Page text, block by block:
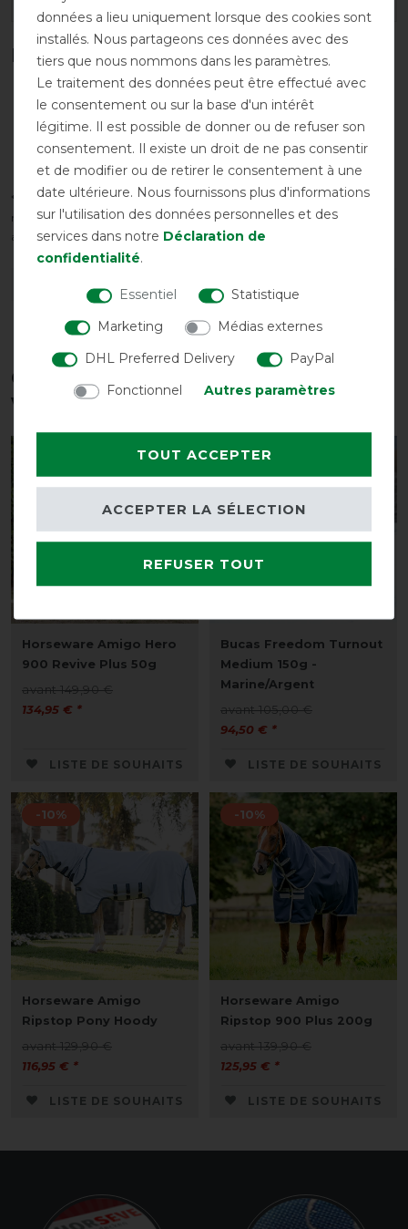
Plage de température en °C*
Zone de confort
*La plage de température réelle dépend de nombreux facteurs,
notamment : - tondu/non tondu - ensoleillement - humidité - vent -
activité du cheval
Ces produits pourraient également
vous intéresser
Horseware Amigo Hero
900 Revive Plus 50g
avant 149,90 €
134,95 € *
LISTE DE SOUHAITS
-10%
Bucas Freedom Turnout
Medium 150g -
Marine/Argent
avant 105,00 €
94,50 € *
LISTE DE SOUHAITS
-10%
Horseware Amigo
Ripstop Pony Hoody
avant 129,90 €
116,95 € *
LISTE DE SOUHAITS
-10%
Horseware Amigo
Ripstop 900 Plus 200g
avant 139,90 €
125,95 € *
LISTE DE SOUHAITS
données a lieu uniquement lorsque des cookies sont
installés. Nous partageons ces données avec des
tiers que nous nommons dans les paramètres.
Le traitement des données peut être effectué avec
le consentement ou sur la base d'un intérêt
légitime. Il est possible de donner ou de refuser son
consentement. Il existe un droit de ne pas consentir
et de modifier ou de retirer le consentement à une
date ultérieure. Nous fournissons plus d'informations
sur l'utilisation des données personnelles et des
services dans notre Déclaration de
confidentialité.
Essentiel
Statistique
Marketing
Médias externes
DHL Preferred Delivery
PayPal
Fonctionnel
Autres paramètres
TOUT ACCEPTER
REFUSER TOUT
ACCEPTER LA SÉLECTION